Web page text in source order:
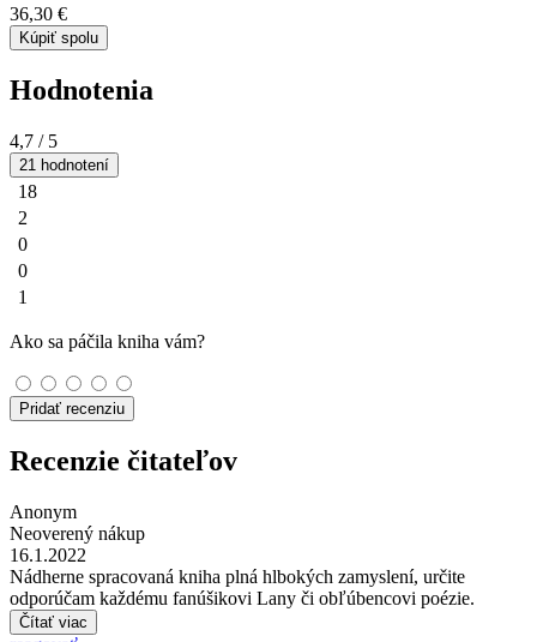
36,30 €
Kúpiť spolu
Hodnotenia
4,7 / 5
21 hodnotení
18
2
0
0
1
Ako sa páčila kniha vám?
Pridať recenziu
Recenzie čitateľov
Anonym
Neoverený nákup
16.1.2022
Nádherne spracovaná kniha plná hlbokých zamyslení, určite
odporúčam každému fanúšikovi Lany či obľúbencovi poézie.
Čítať viac